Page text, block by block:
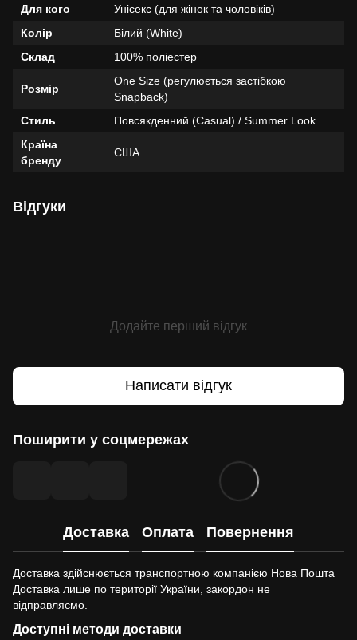
Для кого
Унісекс (для жінок та чоловіків)
Колір
Білий (White)
Склад
100% поліестер
Розмір
One Size (регулюється застібкою
Snapback)
Стиль
Повсякденний (Casual) / Summer Look
Країна
бренду
США
Відгуки
Додайте перший відгук
Написати відгук
Поширити у соцмережах
Доставка Оплата Повернення
Доставка здійснюється транспортною компанією Нова Пошта
Доставка лише по території України, закордон не
відправляємо.
Доступні методи доставки